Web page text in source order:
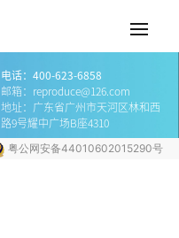
电话：400-623-6858
邮箱：reproduce@126.com
地址：广东省广州市天河区林和西
路9号耀中广场B座4310
粤公网安备44010602015290号